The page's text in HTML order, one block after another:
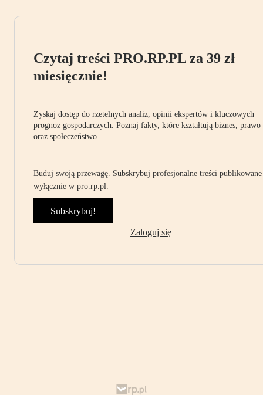
Czytaj treści PRO.RP.PL za 39 zł
miesięcznie!
Zyskaj dostęp do rzetelnych analiz, opinii ekspertów i kluczowych
prognoz gospodarczych. Poznaj fakty, które kształtują biznes, prawo
oraz społeczeństwo.
Buduj swoją przewagę. Subskrybuj profesjonalne treści publikowane
wyłącznie w pro.rp.pl.
Subskrybuj!
Zaloguj się